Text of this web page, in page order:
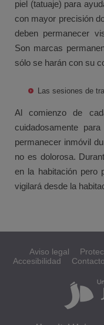
piel (tatuaje) para
con mayor precisión
deben permanecer
Son marcas
sólo se harán con su
Las sesiones de
Al comienzo de
cuidadosamente
permanecer inmóvil
no es dolorosa.
en la habitación pero
vigilará desde la
Aviso legal
Accesibilidad
Contacto